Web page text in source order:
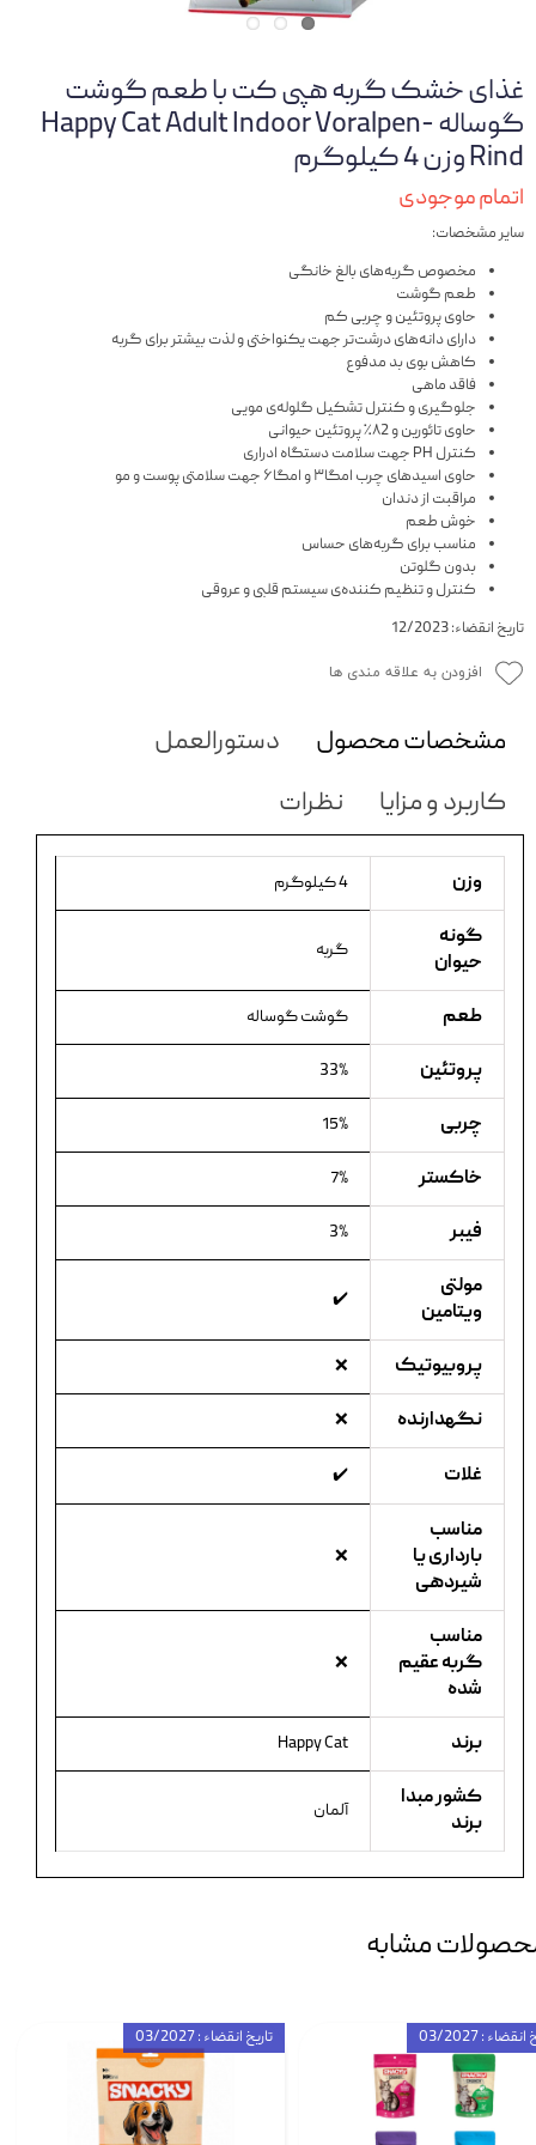
غذای خشک گربه هپی کت با طعم گوشت
گوساله Happy Cat Adult Indoor Voralpen-
Rind وزن 4 کیلوگرم
اتمام موجودی
سایر مشخصات:
مخصوص گربه‌های بالغ خانگی
طعم گوشت
حاوی پروتئین و چربی کم
دارای دانه‌های درشت‌تر جهت یکنواختی و لذت بیشتر برای گربه
کاهش بوی بد مدفوع
فاقد ماهی
جلوگیری و کنترل تشکیل گلوله‌ی مویی
حاوی تائورین و ۸2٪ پروتئین حیوانی
کنترل PH جهت سلامت دستگاه ادراری
حاوی اسیدهای چرب امگا۳ و امگا۶ جهت سلامتی پوست و مو
مراقبت از دندان
خوش طعم
مناسب برای گربه‌های حساس
بدون گلوتن
کنترل و تنظیم کننده‌ی سیستم قلبی و عروقی
تاریخ انقضاء: 12/2023
افزودن به علاقه مندی ها
مشخصات محصول
دستورالعمل
کاربرد و مزایا
نظرات
وزن 4 کیلوگرم
گونه
حیوان
گربه
طعم گوشت گوساله
پروتئین 33%
چربی 15%
خاکستر 7%
فیبر 3%
مولتی
ویتامین
✔️
پروبیوتیک ❌
نگهدارنده ❌
غلات ✔️
مناسب
بارداری یا
شیردهی
❌
مناسب
گربه عقیم
شده
❌
برند Happy Cat
کشور مبدا
برند
آلمان
مشابه
تاریخ انقضاء : 03/2027 : 03/2027